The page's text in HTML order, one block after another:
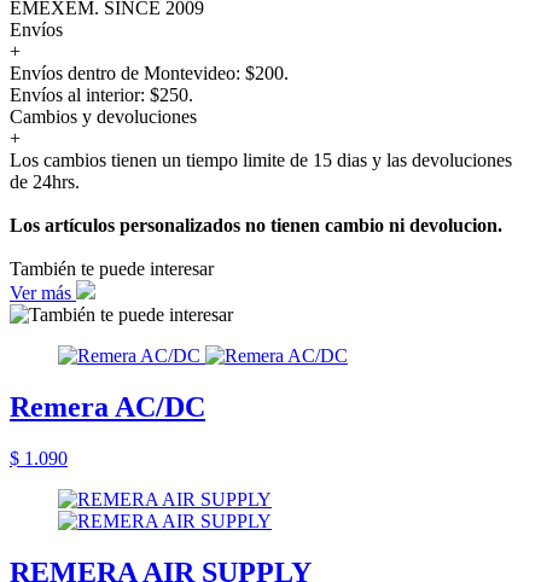
EMEXEM. SINCE 2009
Envíos
+
Envíos dentro de Montevideo: $200.
Envíos al interior: $250.
Cambios y devoluciones
+
Los cambios tienen un tiempo limite de 15 dias y las devoluciones
de 24hrs.
Los artículos personalizados no tienen cambio ni devolucion.
También te puede interesar
Ver más
Remera AC/DC
$ 1.090
REMERA AIR SUPPLY